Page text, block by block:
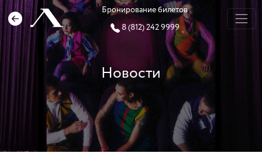
Бронирование билетов
8 (812) 242 9999
Новости